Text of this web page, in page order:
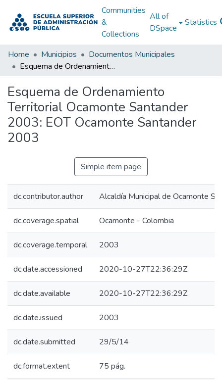
Communities
&
Collections
All of
DSpace
Statistics
Home Municipios
Documentos Municipales
Esquema de Ordenamiento Territorial Ocamonte Santander 2003: EOT Ocamonte Santander 2003
Esquema de Ordenamiento
Territorial Ocamonte Santander
2003: EOT Ocamonte Santander
2003
Simple item page
dc.contributor.author Alcaldía Municipal de Ocamonte
dc.coverage.spatial Ocamonte - Colombia
dc.coverage.temporal 2003
dc.date.accessioned 2020-10-27T22:36:29Z
dc.date.available 2020-10-27T22:36:29Z
dc.date.issued 2003
dc.date.submitted 29/5/14
dc.format.extent 75 pág.